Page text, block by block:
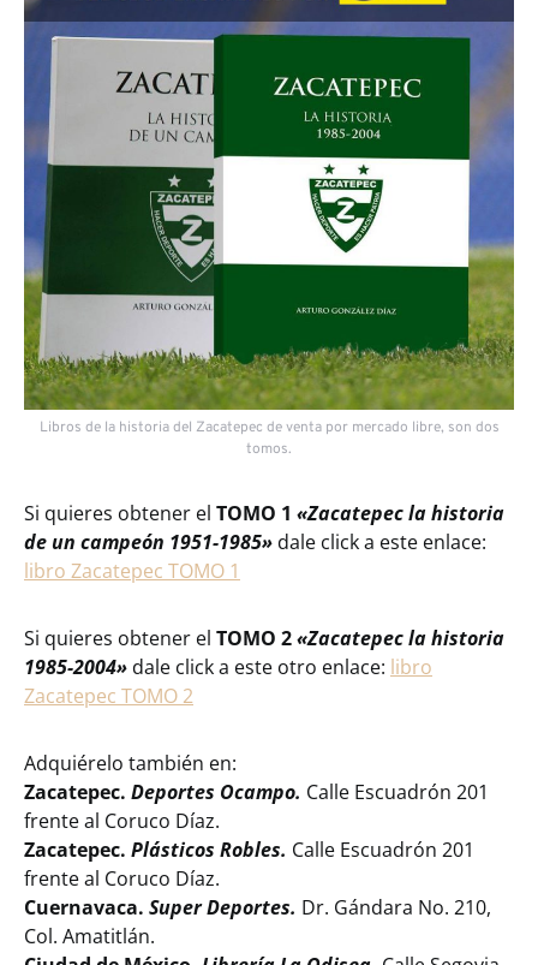
Libros de la historia del Zacatepec de venta por mercado libre, son dos
tomos.
Si quieres obtener el TOMO 1 «Zacatepec la historia
de un campeón 1951-1985» dale click a este enlace:
libro Zacatepec TOMO 1
Si quieres obtener el TOMO 2«Zacatepec la historia
1985-2004» dale click a este otro enlace: libro
Zacatepec TOMO 2
Adquiérelo también en:
Zacatepec. Deportes Ocampo. Calle Escuadrón 201
frente al Coruco Díaz.
Zacatepec. Plásticos Robles. Calle Escuadrón 201
frente al Coruco Díaz.
Cuernavaca. Super Deportes. Dr. Gándara No. 210,
Col. Amatitlán.